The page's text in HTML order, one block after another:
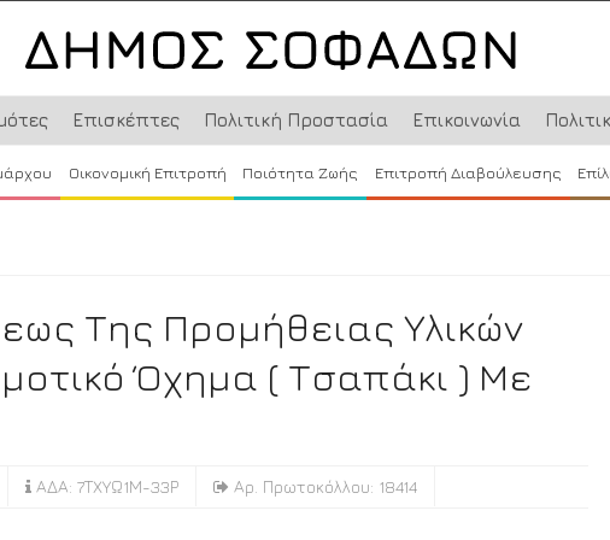
Επισκέπτες Πολιτική Προστασία Επικοινωνία
Οικονομική Επιτροπή Ποιότητα Ζωής Επιτροπή Διαβούλευσης
Της Προμήθειας Υλικών
Όχημα ( Τσαπάκι ) Με
ΑΔΑ: 7ΤΧΥΩ1Μ-33Ρ Αρ. Πρωτοκόλλου: 18414